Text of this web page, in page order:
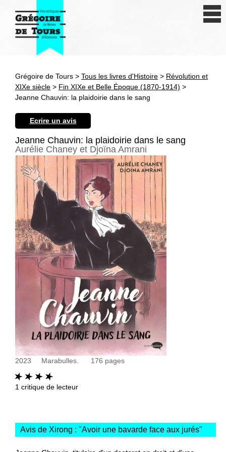
Antiquité
Révolution et XIXe siècle
XXe siècle
Autres civilisations
Thématiques
Grégoire de Tours > Tous les livres d'Histoire > Révolution et
XIXe siècle > Fin XIXe et Belle Époque (1870-1914) >
Jeanne Chauvin: la plaidoirie dans le sang
Ecrire un avis
Jeanne Chauvin: la plaidoirie dans le sang
Aurélie Chaney et Djoïna Amrani
2023 Marabulles. 176 pages
1 critique de lecteur
Avis de Xirong : "Avoir une bavarde face aux jurés"